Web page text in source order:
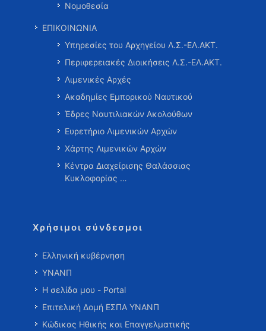
Νομοθεσία
ΕΠΙΚΟΙΝΩΝΙΑ
Υπηρεσίες του Αρχηγείου Λ.Σ.-ΕΛ.ΑΚΤ.
Περιφερειακές Διοικήσεις Λ.Σ.-ΕΛ.ΑΚΤ.
Λιμενικές Αρχές
Ακαδημίες Εμπορικού Ναυτικού
Έδρες Ναυτιλιακών Ακολούθων
Ευρετήριο Λιμενικών Αρχών
Χάρτης Λιμενικών Αρχών
Κέντρα Διαχείρισης Θαλάσσιας
Κυκλοφορίας …
Χρήσιμοι σύνδεσμοι
Ελληνική κυβέρνηση
ΥΝΑΝΠ
Η σελίδα μου - Portal
Επιτελική Δομή ΕΣΠΑ ΥΝΑΝΠ
Κώδικας Ηθικής και Επαγγελματικής